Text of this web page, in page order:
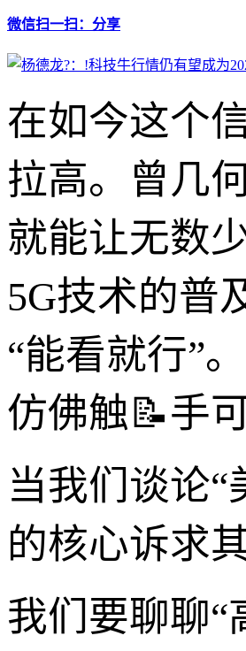
微信扫一扫：分享
在如今这个
拉高。曾几
就能让无数
5G技术的普
“能看就行”
仿佛触📝手
当我们谈论
的核心诉求
我们要聊聊